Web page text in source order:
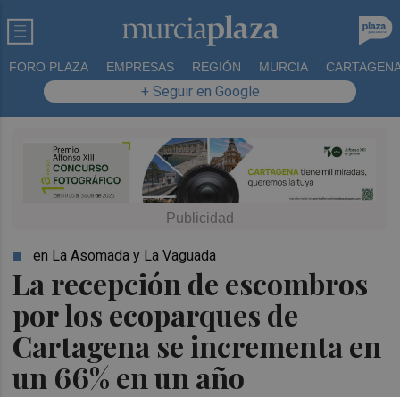
FORO PLAZA EMPRESAS REGIÓN MURCIA
+ Seguir en Google
La recepción de escombros
por los ecoparques de
Cartagena se incrementa en
un 66% en un año
en La Asomada y La Vaguada